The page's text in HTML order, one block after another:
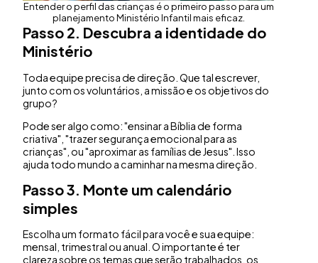
Entender o perfil das crianças é o primeiro passo para um
planejamento Ministério Infantil mais eficaz.
Passo 2. Descubra a identidade do
Ministério
Toda equipe precisa de direção. Que tal escrever,
junto com os voluntários, a missão e os objetivos do
grupo?
Pode ser algo como: "ensinar a Bíblia de forma
criativa", "trazer segurança emocional para as
crianças", ou "aproximar as famílias de Jesus". Isso
ajuda todo mundo a caminhar na mesma direção.
Passo 3. Monte um calendário
simples
Escolha um formato fácil para você e sua equipe:
mensal, trimestral ou anual. O importante é ter
clareza sobre os temas que serão trabalhados, os